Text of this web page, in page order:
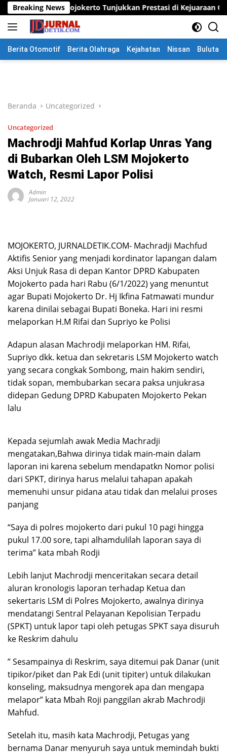
Langsung
ke
konten
Breaking News
Tunjukkan Prestasi di Kejuaraan Open Piala Wali Kota
Berita Otomotif Berita Olahraga Kejahatan Nissan
Beranda Uncategorized
Uncategorized
Machrodji Mahfud Korlap Unras Yang
di Bubarkan Oleh LSM Mojokerto
Watch, Resmi Lapor Polisi
Admin
Januari 12, 2022
MOJOKERTO, JURNALDETIK.COM- Machradji Machfud
Aktifis Senior yang menjadi kordinator lapangan dalam
Aksi Unjuk Rasa di depan Kantor DPRD Kabupaten
Mojokerto pada hari Rabu (6/1/2022) yang menuntut
agar Bupati Mojokerto Dr. Hj Ikfina Fatmawati mundur
karena dinilai sebagai Bupati Boneka. Hari ini resmi
melaporkan H.M Rifai dan Supriyo ke Polisi
Adapun alasan Machrodji melaporkan HM. Rifai,
Supriyo dkk. ketua dan sekretaris LSM Mojokerto watch
yang secara congkak Sombong, main hakim sendiri,
tidak sopan, membubarkan secara paksa unjukrasa
didepan Gedung DPRD Kabupaten Mojokerto Pekan
lalu
Kepada sejumlah awak Media Machradji
mengatakan,Bahwa dirinya tidak main-main dalam
laporan ini karena sebelum mendapatkn Nomor polisi
dari SPKT, dirinya harus melalui tahapan apakah
memenuhi unsur pidana atau tidak dan melalui proses
panjang
“Saya di polres mojokerto dari pukul 10 pagi hingga
pukul 17.00 sore, tapi alhamdulilah laporan saya di
terima” kata mbah Rodji
Lebih lanjut Machrodji menceritakan secara detail
aluran kronologis laporan terhadap Ketua dan
sekertaris LSM di Polres Mojokerto, awalnya dirinya
mendatangi Sentral Pelayanan Kepolisian Terpadu
(SPKT) untuk lapor tapi oleh petugas SPKT saya disuruh
ke Reskrim dahulu
” Sesampainya di Reskrim, saya ditemui pak Danar (unit
tipikor/piket dan Pak Edi (unit tipiter) untuk dilakukan
konseling, maksudnya mengorek apa dan mengapa
melapor” kata Mbah Roji panggilan akrab Machrodji
Mahfud.
Setelah itu, masih kata Machrodji, Petugas yang
bernama Danar menyuruh saya untuk memindah bukti